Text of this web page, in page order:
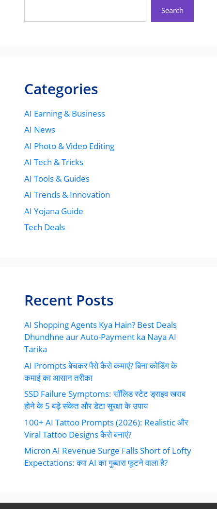
Search
Categories
AI Earning & Business
AI News
AI Photo & Video Editing
AI Tech & Tricks
AI Tools & Guides
AI Trends & Innovation
AI Yojana Guide
Tech Deals
Recent Posts
AI Shopping Agents Kya Hain? Best Deals
Dhundhne aur Auto-Payment ka Naya AI
Tarika
AI Prompts बेचकर पैसे कैसे कमाएं? बिना कोडिंग के
कमाई का आसान तरीका
SSD Failure Symptoms: सॉलिड स्टेट ड्राइव खराब
होने के 5 बड़े संकेत और डेटा सुरक्षा के उपाय
100+ AI Tattoo Prompts (2026): Realistic और
Viral Tattoo Designs कैसे बनाएं?
Micron AI Revenue Surge Falls Short of Lofty
Expectations: क्या AI का गुब्बारा फूटने वाला है?